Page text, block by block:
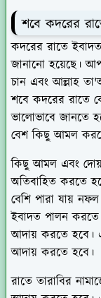
শবে কদরের
কদরের রাতে ইবাদত
জানানো হয়েছে।
চান এবং আল্লাহ
শবে কদরের রাতে
ভালোভাবে জানতে
বেশ কিছু আমল
কিছু আমল এবং
অতিবাহিত করতে
বেশি পারা যায়
ইবাদত পালন
আদায় করতে হবে।
আদায় করতে হবে।
রাতে তারাবির